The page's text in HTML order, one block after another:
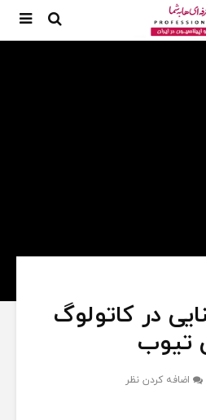
در کاتولوگ
تیوب
اضافه کردن نظر